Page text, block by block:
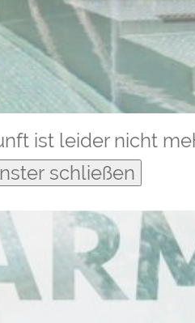
ist leider nicht
schließen